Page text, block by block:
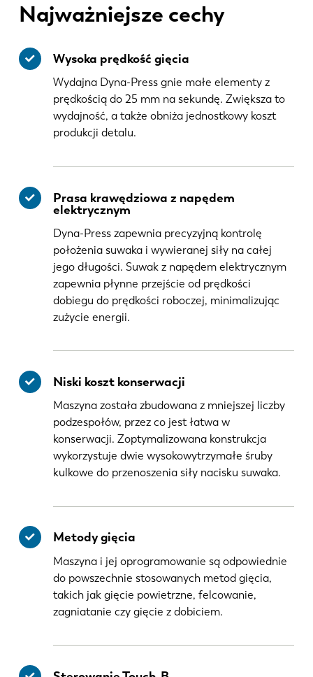
Najważniejsze cechy
Wysoka prędkość gięcia
Wydajna Dyna-Press gnie małe elementy z
prędkością do 25 mm na sekundę. Zwiększa to
wydajność, a także obniża jednostkowy koszt
produkcji detalu.
Prasa krawędziowa z napędem
elektrycznym
Dyna-Press zapewnia precyzyjną kontrolę
położenia suwaka i wywieranej siły na całej
jego długości. Suwak z napędem elektrycznym
zapewnia płynne przejście od prędkości
dobiegu do prędkości roboczej, minimalizując
zużycie energii.
Niski koszt konserwacji
Maszyna została zbudowana z mniejszej liczby
podzespołów, przez co jest łatwa w
konserwacji. Zoptymalizowana konstrukcja
wykorzystuje dwie wysokowytrzymałe śruby
kulkowe do przenoszenia siły nacisku suwaka.
Metody gięcia
Maszyna i jej oprogramowanie są odpowiednie
do powszechnie stosowanych metod gięcia,
takich jak gięcie powietrzne, felcowanie,
zagniatanie czy gięcie z dobiciem.